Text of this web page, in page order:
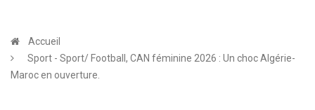
Accueil
Sport - Sport/ Football, CAN féminine 2026 : Un choc Algérie-
Maroc en ouverture.